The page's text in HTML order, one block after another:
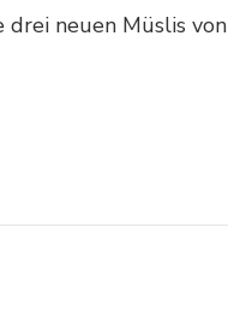
neuen Müslis von